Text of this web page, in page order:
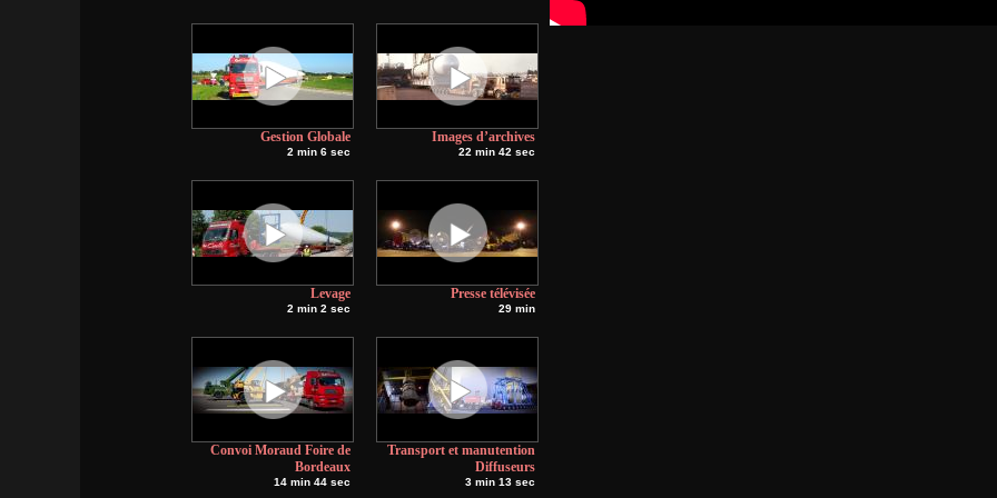
Gestion Globale
2 min 6 sec
Images d’archives
22 min 42 sec
Levage
2 min 2 sec
Presse télévisée
29 min
Convoi Moraud Foire de
Bordeaux
14 min 44 sec
Transport et manutention
Diffuseurs
3 min 13 sec